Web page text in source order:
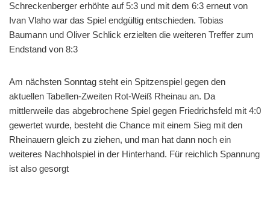
Schreckenberger erhöhte auf 5:3 und mit dem 6:3 erneut von
Ivan Vlaho war das Spiel endgültig entschieden. Tobias
Baumann und Oliver Schlick erzielten die weiteren Treffer zum
Endstand von 8:3
Am nächsten Sonntag steht ein Spitzenspiel gegen den
aktuellen Tabellen-Zweiten Rot-Weiß Rheinau an. Da
mittlerweile das abgebrochene Spiel gegen Friedrichsfeld mit 4:0
gewertet wurde, besteht die Chance mit einem Sieg mit den
Rheinauern gleich zu ziehen, und man hat dann noch ein
weiteres Nachholspiel in der Hinterhand. Für reichlich Spannung
ist also gesorgt